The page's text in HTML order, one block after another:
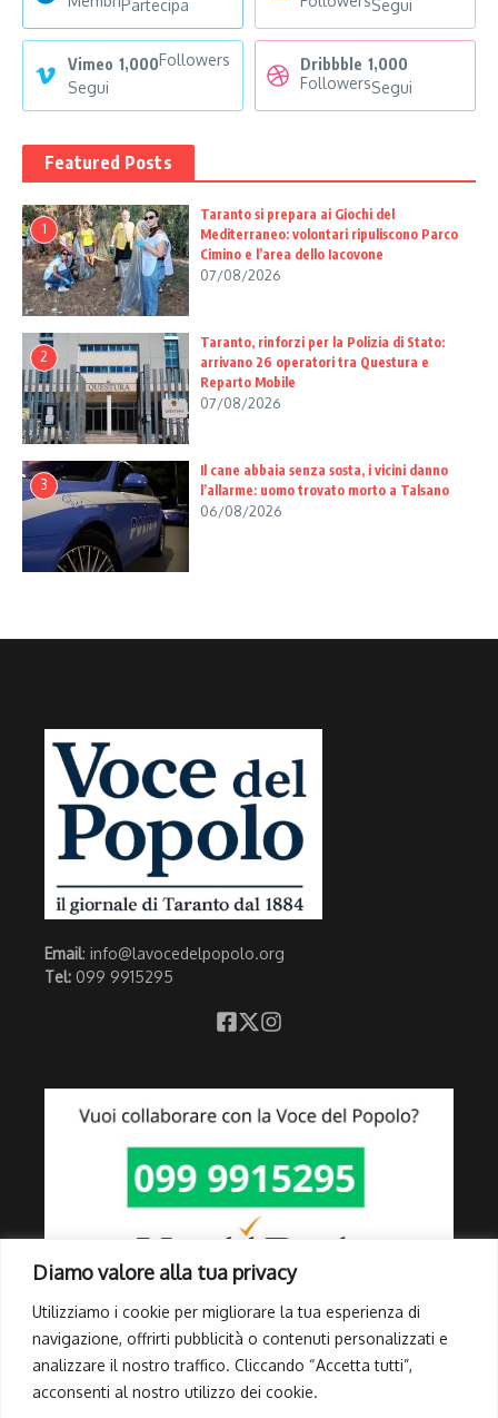
Diamo valore alla tua privacy
Utilizziamo i cookie per migliorare la tua esperienza di
navigazione, offrirti pubblicità o contenuti personalizzati e
analizzare il nostro traffico. Cliccando “Accetta tutti”,
acconsenti al nostro utilizzo dei cookie.
Partecipa Segui
Vimeo 1,000Followers
Segui
Dribbble 1,000
FollowersSegui
Featured Posts
1
Taranto si prepara ai Giochi del
Mediterraneo: volontari ripuliscono Parco
Cimino e l’area dello Iacovone
07/08/2026
2
Taranto, rinforzi per la Polizia di Stato:
arrivano 26 operatori tra Questura e
Reparto Mobile
07/08/2026
3
Il cane abbaia senza sosta, i vicini danno
l’allarme: uomo trovato morto a Talsano
06/08/2026
Email: info@lavocedelpopolo.org
Tel: 099 9915295
Link Utili